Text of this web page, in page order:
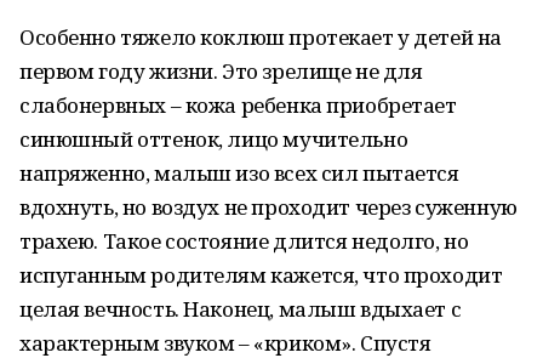
Особенно тяжело коклюш протекает у детей на
первом году жизни. Это зрелище не для
слабонервных – кожа ребенка приобретает
синюшный оттенок, лицо мучительно
напряженно, малыш изо всех сил пытается
вдохнуть, но воздух не проходит через суженную
трахею. Такое состояние длится недолго, но
испуганным родителям кажется, что проходит
целая вечность. Наконец, малыш вдыхает с
характерным звуком – «криком». Спустя